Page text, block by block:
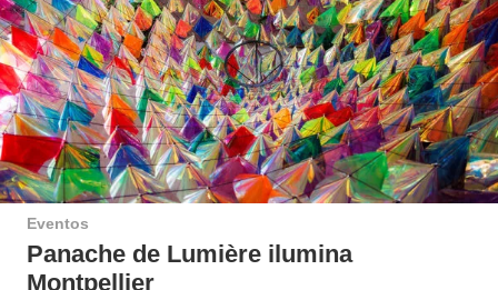
Eventos
Panache de Lumière ilumina
Montpellier